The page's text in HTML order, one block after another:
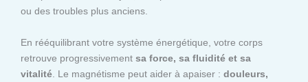
ou des troubles plus anciens.
En rééquilibrant votre système énergétique, votre corps
retrouve progressivement sa force, sa fluidité et sa
vitalité . Le magnétisme peut aider à apaiser : douleurs,